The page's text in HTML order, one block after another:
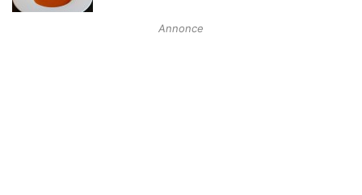
Annonce